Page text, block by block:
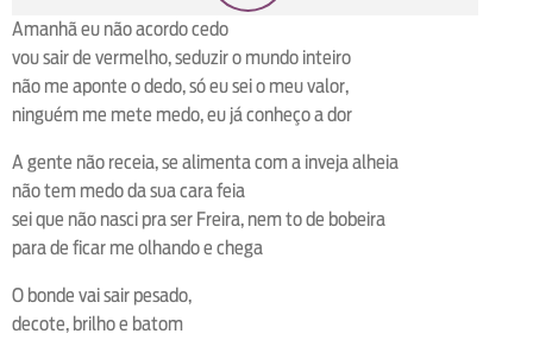
loop voltar
Amanhã eu não acordo cedo
vou sair de vermelho, seduzir o mundo inteiro
não me aponte o dedo, só eu sei o meu valor,
ninguém me mete medo, eu já conheço a dor
A gente não receia, se alimenta com a inveja alheia
não tem medo da sua cara feia
sei que não nasci pra ser Freira, nem to de bobeira
para de ficar me olhando e chega
O bonde vai sair pesado,
decote, brilho e batom